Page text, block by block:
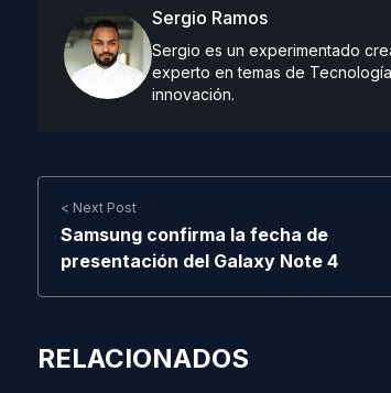
Sergio Ramos
Sergio es un experimentado
experto en temas de
innovación.
< Next Post
Samsung confirma la fecha de
presentación del Galaxy Note 4
RELACIONADOS